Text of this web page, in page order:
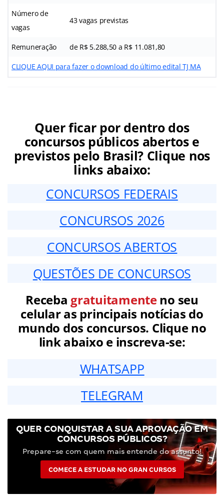
Número de
vagas
43 vagas previstas
Remuneração de R$ 5.288,50 a R$ 11.081,80
CLIQUE AQUI para fazer o download do último edital TJ MA
Quer ficar por dentro dos
concursos públicos abertos e
previstos pelo Brasil? Clique nos
links abaixo:
CONCURSOS FEDERAIS
CONCURSOS 2026
CONCURSOS ABERTOS
QUESTÕES DE CONCURSOS
Receba gratuitamenteno seu
celular as principais notícias do
mundo dos concursos. Clique no
link abaixo e inscreva-se:
WHATSAPP
TELEGRAM
QUER CONQUISTAR A SUA APROVAÇÃO EM
CONCURSOS PÚBLICOS?
Prepare-se com quem mais entende do assunto!
COMECE A ESTUDAR NO GRAN CURSOS